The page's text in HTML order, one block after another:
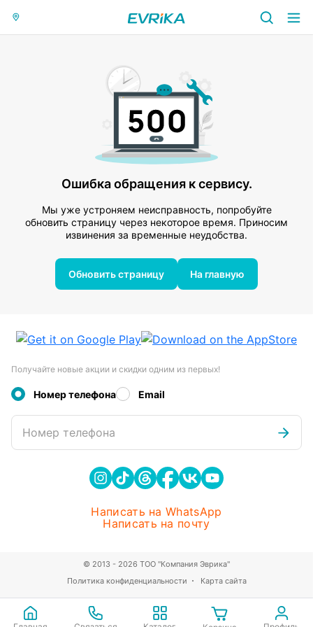
Ошибка обращения к сервису.
Мы уже устроняем неисправность, попробуйте
обновить страницу через некоторое время. Приносим
извинения за временные неудобства.
Обновить страницу На главную
Получайте новые акции и скидки одним из первых!
Номер телефона Email
Номер телефона
Написать на WhatsApp
Написать на почту
Политика конфиденциальности Карта сайта
© 2013 - 2026 ТОО "Компания Эврика"